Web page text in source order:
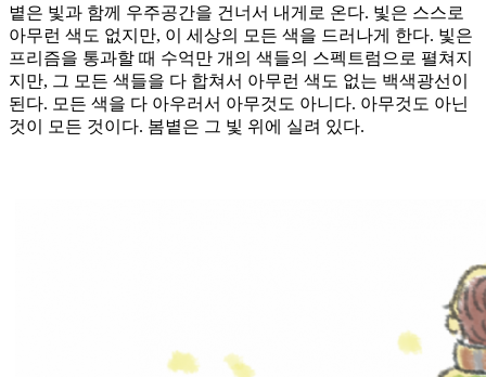
볕은 빛과 함께 우주공간을 건너서 내게로 온다. 빛은 스스로
아무런 색도 없지만, 이 세상의 모든 색을 드러나게 한다. 빛은
프리즘을 통과할 때 수억만 개의 색들의 스펙트럼으로 펼쳐지
지만, 그 모든 색들을 다 합쳐서 아무런 색도 없는 백색광선이
된다. 모든 색을 다 아우러서 아무것도 아니다. 아무것도 아닌
것이 모든 것이다. 봄볕은 그 빛 위에 실려 있다.